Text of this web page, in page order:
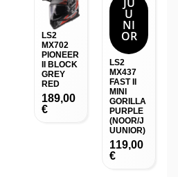
LS2
MX702
PIONEER
II BLOCK
GREY
RED
189,00
€
U
NI
OR
LS2
MX437
FAST II
MINI
GORILLA
PURPLE
(NOOR/J
UUNIOR)
119,00
€